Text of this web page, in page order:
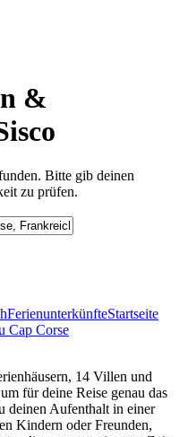
&
Bitte gib deinen
zu prüfen.
FerienunterkünfteStartseite
Cap Corse
14 Villen und
für deine Reise genau das
deinen Aufenthalt in einer
Kindern oder Freunden,